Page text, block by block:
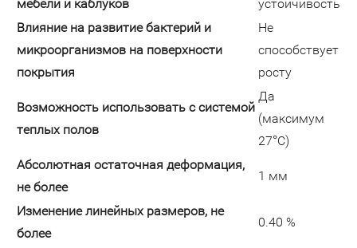
мебели и каблуков
устойчивость
Влияние на развитие бактерий и
микроорганизмов на поверхности
покрытия
Не
способствует
росту
Возможность использовать с системой
теплых полов
Да
(максимум
27°C)
Абсолютная остаточная деформация,
не более
1 мм
Изменение линейных размеров, не
более
0.40 %